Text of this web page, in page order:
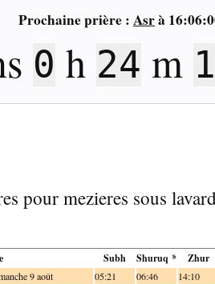
Prochaine prière : Asrà
0 h 24 m
pour mezieres sous
Subh Shuruq * Zhur
9 août 05:21 06:46 14:10